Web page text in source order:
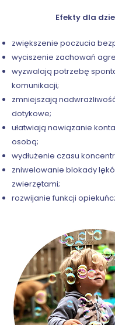
Efekty dla
zwiększenie poczucia
wyciszenie zachowań
wyzwalają potrzebę
komunikacji;
zmniejszają
dotykowe;
ułatwiają nawiązanie
osobą;
wydłużenie czasu
zniwelowanie blokady
zwierzętami;
rozwijanie funkcji